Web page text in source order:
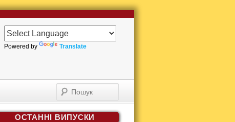
Powered by Translate
ОСТАННІ ВИПУСКИ